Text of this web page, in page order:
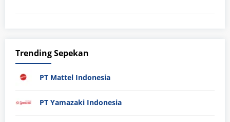
Trending Sepekan
PT Mattel Indonesia
PT Yamazaki Indonesia